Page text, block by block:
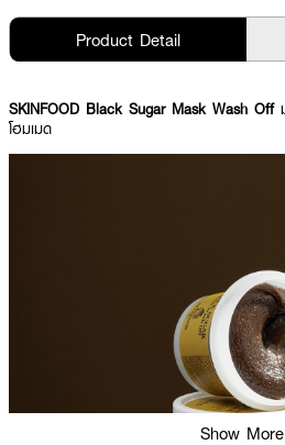
Product Detail
SKINFOOD Black Sugar Mask Wash Off
โฮมเมด
Show More